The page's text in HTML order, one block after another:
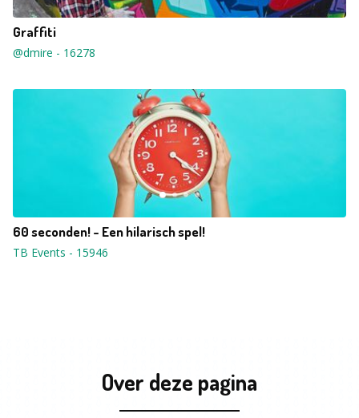
Graffiti
@dmire - 16278
60 seconden! - Een hilarisch spel!
TB Events - 15946
Over deze pagina